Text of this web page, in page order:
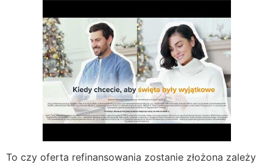
To czy oferta refinansowania zostanie złożona zależy